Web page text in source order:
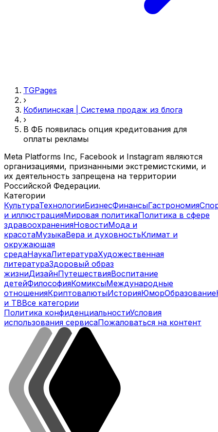
TGPages
›
Кобилинская | Система продаж из блога
›
В ФБ появилась опция кредитования для
оплаты рекламы
Meta Platforms Inc, Facebook и Instagram являются
организациями, признанными экстремистскими, и
их деятельность запрещена на территории
Российской Федерации.
Категории
КультураТехнологииБизнесФинансыГастрономия
и иллюстрацияМировая политикаПолитика в сфере
здравоохраненияНовостиМода и
красотаМузыкаВера и духовностьКлимат и
окружающая
средаНаукаЛитератураХудожественная
литератураЗдоровый образ
жизниДизайнПутешествияВоспитание
детейФилософияКомиксыМеждународные
отношенияКриптовалютыИсторияЮморОбразование
и ТВВсе категории
Политика конфиденциальностиУсловия
использования сервисаПожаловаться на контент